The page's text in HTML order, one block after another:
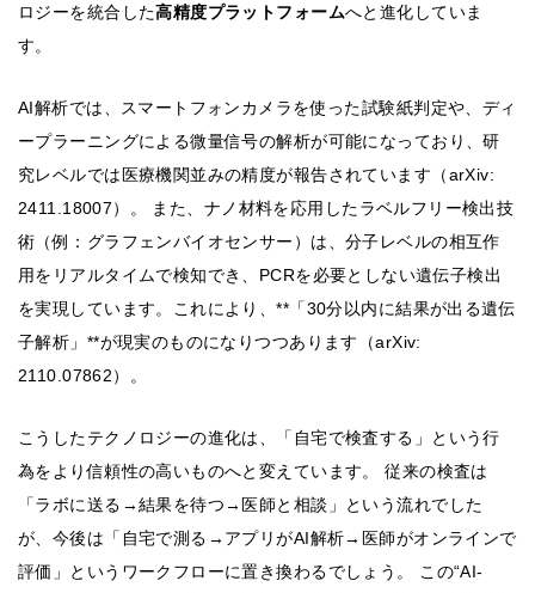
ロジーを統合した高精度プラットフォームへと進化していま
す。
AI解析では、スマートフォンカメラを使った試験紙判定や、ディ
ープラーニングによる微量信号の解析が可能になっており、研
究レベルでは医療機関並みの精度が報告されています（arXiv:
2411.18007）。 また、ナノ材料を応用したラベルフリー検出技
術（例：グラフェンバイオセンサー）は、分子レベルの相互作
用をリアルタイムで検知でき、PCRを必要としない遺伝子検出
を実現しています。これにより、**「30分以内に結果が出る遺伝
子解析」**が現実のものになりつつあります（arXiv:
2110.07862）。
こうしたテクノロジーの進化は、「自宅で検査する」という行
為をより信頼性の高いものへと変えています。 従来の検査は
「ラボに送る→結果を待つ→医師と相談」という流れでした
が、今後は「自宅で測る→アプリがAI解析→医師がオンラインで
評価」というワークフローに置き換わるでしょう。 この“AI-